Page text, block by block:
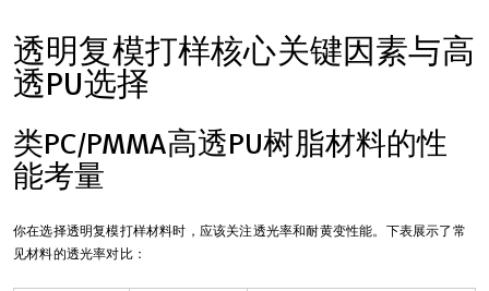
透明复模打样核心关键因素与高
透PU选择
类PC/PMMA高透PU树脂材料的性
能考量
你在选择透明复模打样材料时，应该关注透光率和耐黄变性能。下表展示了常
见材料的透光率对比：